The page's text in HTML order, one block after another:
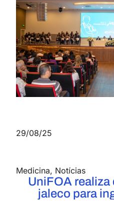
29/08/25
Medicina, Notícias
UniFOA realiza
jaleco para